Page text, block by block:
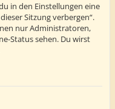
in den Einstellungen eine
Sitzung verbergen“.
nur Administratoren,
Status sehen. Du wirst